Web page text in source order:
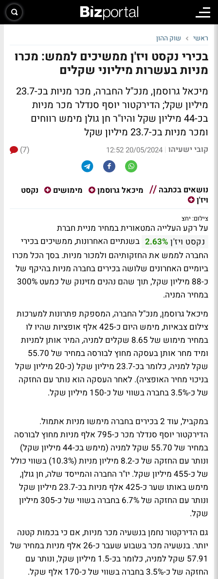
ראשי שוק ההון
בכירי נקסט ויז'ן ממשיכים לממש: מכרו
מניות בעשרות מיליוני שקלים
מיכאל גרוסמן, מנכ"ל החברה, מכר מניות בכ-23.7
מיליון שקל; הדירקטור יוסף סנדלר מכר מניות
בכ-44 מיליון שקל והיו"ר חן גולן מימש רווחים
ומכר מניות בכ-23.7 מיליון שקל
קובי ישעיהו |
20/05/2024 12:52
(7)
נושאים בכתבה מיכאל גרוסמן מימושים
נקסט
ויז'ן
צילום: יחצ
על רקע העלייה המטאורית במחיר מניית חברת
נקסט ויז'ן 2.63% בשנתיים האחרונות, ממשיכים בכירי
החברה לממש את החזקותיהם ולמכור מניות. בסך הכל מכרו
ביומיים האחרונים שלושה בכירים בחברה מניות בהיקף של
כ-88 מיליון שקל, תוך שהם נהנים מזינוק של כמעט 300%
במחיר המניה.
מיכאל גרוסמן, מנכ"ל החברה, המספקת פתרונות למערכות
צילום צבאיות, מימש היום כ-425 אלף אופציות שהיו לו
במחיר מימוש של 8.65 שקלים למניה, המיר אותן למניות
ומיד מחר אותן בעסקה מחוץ לבורסה במחיר של 55.70
שקל למניה, כלומר בכ-23.7 מיליון שקל (כ-20 מיליון שקל
בניכוי מחיר האופציה). לאחר העסקה הוא נותר עם החזקה
של כ-3.5% בחברה בשווי של כ-150 מיליון שקל.
במקביל, עוד 2 בכירים בחברה מימשו מניות אתמול.
הדירקטור יוסף סנדלר מכר כ-795 אלף מניות מחוץ לבורסה
במחיר של 55.70 שקל למניה (מימש בכ-44 מיליון שקל)
ונותר עם החזקה של כ-8.2 מיליון מניות (10.3%) בשווי כולל
של כ-455 מיליון שקל. יו"ר החברה והמייסד שלה, חן גולן,
מימש באותו שער כ-425 אלף מניות בכ-23.7 מיליון שקל
ונותר עם החזקה של 6.7% בחברה בשווי של כ-305 מיליון
שקל.
גם הדירקטור נחמן בנשעיה מכר מניות, אם כי בכמות קטנה
יותר. בנשעיה מכר בשבוע שעבר כ-26 אלף מניות במחיר של
57.91 שקל למניה, כלומר בכ-1.5 מיליון שקל, ונותר עם
החזקה של כ-3.5% בחברה בשווי של כ-170 אלף שקל.